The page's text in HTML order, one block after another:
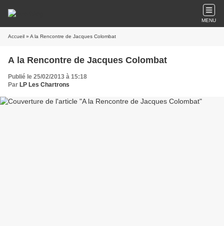
MENU
Accueil » A la Rencontre de Jacques Colombat
A la Rencontre de Jacques Colombat
Publié le 25/02/2013 à 15:18
Par LP Les Chartrons